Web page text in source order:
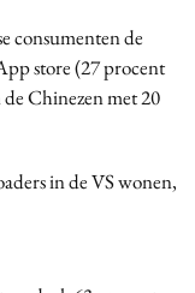
consumenten de
store (27 procent
Chinezen met 20
in de VS wonen,